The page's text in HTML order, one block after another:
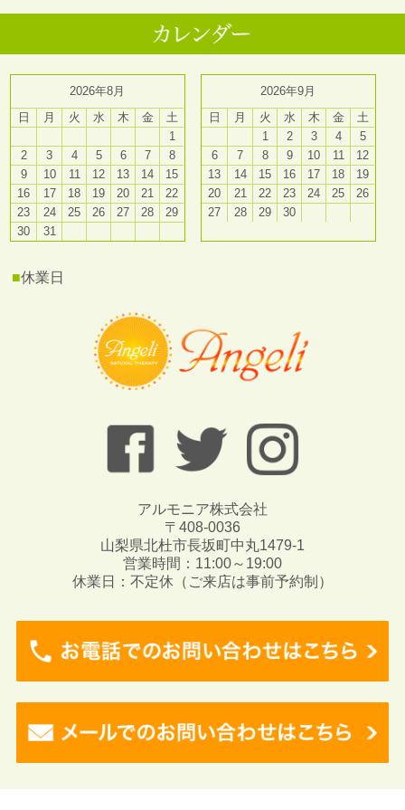
2026年8月
日
月 火 水 木 金
土
1
2
3 4 5 6 7
8
9
10 11 12 13 14
15
16
17 18 19 20 21
22
23
24 25 26 27 28
29
30
31
2026年9月
日
月 火 水 木 金
土
1
2 3 4
5
6
7 8 9 10 11
12
13
14 15 16 17 18
19
20
21 22 23 24 25
26
27
28 29 30
■休業日
アルモニア株式会社
〒408-0036
山梨県北杜市長坂町中丸1479-1
営業時間：11:00～19:00
休業日：不定休（ご来店は事前予約制）